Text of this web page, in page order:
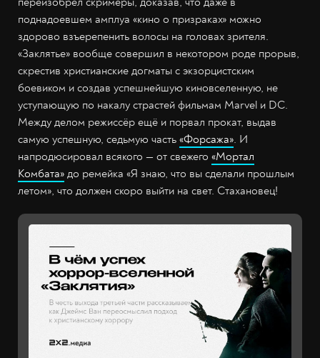
поднадоевшем амплуа «кино о призраках» можно
здорово взъерепенить волосы на головах зрителя.
«Заклятье» вообще совершил в некотором роде прорыв,
скрестив христианские догматы с экзорцистским
боевиком и создав успешнейшую киновселенную, не
уступающую по накалу страстей фильмам Marvel и DC.
Между делом режиссёр ещё и порвал прокат, выдав
самую успешную, седьмую часть «Форсажа». И
напродюсировал всякого — от свежего «Мортал
Комбата» до ремейка «Я знаю, что вы сделали прошлым
летом», что должен скоро выйти на свет. Стахановец!